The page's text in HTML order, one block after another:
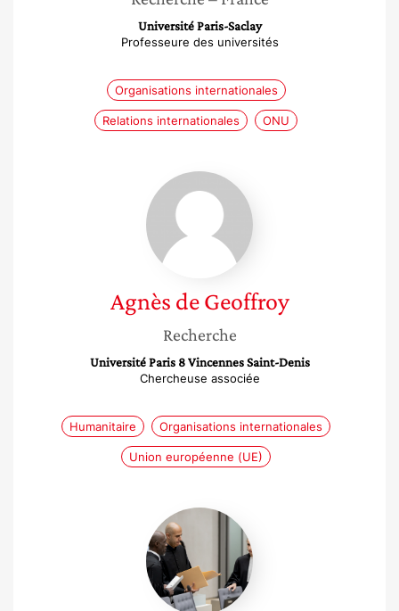
Université Paris-Saclay
Professeure des universités
Organisations internationales
Relations internationales ONU
Agnès
de
Geoffroy
Agnès de Geoffroy
Recherche
Université Paris 8 Vincennes Saint-Denis
Chercheuse associée
Humanitaire Organisations internationales
Union européenne (UE)
Marie
Davoise